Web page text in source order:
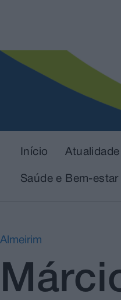
Início Atualidade
Saúde e Bem-estar
Almeirim